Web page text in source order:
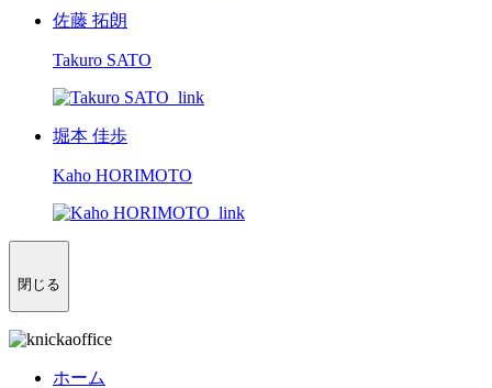
佐藤 拓朗
Takuro SATO
堀本 佳歩
Kaho HORIMOTO
閉じる
ホーム